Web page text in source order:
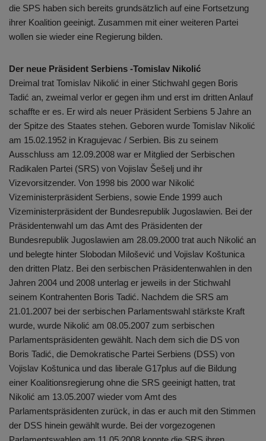
die SPS haben sich bereits grundsätzlich auf eine Fortsetzung
ihrer Koalition geeinigt. Zusammen mit einer weiteren Partei
wollen sie wieder eine Regierung bilden.
Der neue Präsident Serbiens -Tomislav Nikolić
Dreimal trat Tomislav Nikolić in einer Stichwahl gegen Boris
Tadić an, zweimal verlor er gegen ihm und erst im dritten Anlauf
schaffte er es. Er wird als neuer Präsident Serbiens 5 Jahre an
der Spitze des Staates stehen. Geboren wurde Tomislav Nikolić
am 15.02.1952 in Kragujevac / Serbien. Bis zu seinem
Ausschluss am 12.09.2008 war er Mitglied der Serbischen
Radikalen Partei (SRS) von Vojislav Šešelj und ihr
Vizevorsitzender. Von 1998 bis 2000 war Nikolić
Vizeministerpräsident Serbiens, sowie Ende 1999 auch
Vizeministerpräsident der Bundesrepublik Jugoslawien. Bei der
Präsidentenwahl um das Amt des Präsidenten der
Bundesrepublik Jugoslawien am 28.09.2000 trat auch Nikolić an
und belegte hinter Slobodan Milošević und Vojislav Koštunica
den dritten Platz. Bei den serbischen Präsidentenwahlen in den
Jahren 2004 und 2008 unterlag er jeweils in der Stichwahl
seinem Kontrahenten Boris Tadić. Nachdem die SRS am
21.01.2007 bei der serbischen Parlamentswahl stärkste Kraft
wurde, wurde Nikolić am 08.05.2007 zum serbischen
Parlamentspräsidenten gewählt. Nach dem sich die DS von
Boris Tadić, die Demokratische Partei Serbiens (DSS) von
Vojislav Koštunica und das liberale G17plus auf die Bildung
einer Koalitionsregierung ohne die SRS geeinigt hatten, trat
Nikolić am 13.05.2007 wieder vom Amt des
Parlamentspräsidenten zurück, in das er auch mit den Stimmen
der DSS hinein gewählt wurde. Bei der vorgezogenen